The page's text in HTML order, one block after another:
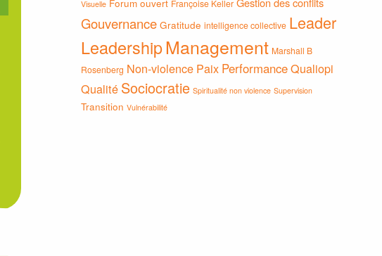
Visuelle Forum ouvert Françoise Keller
Gouvernance Gratitude intelligence collective Leader
LeadershipManagement Marshall B
Rosenberg Non-violence Paix PerformanceQualiopi
Qualité Sociocratie Spiritualité non violence Supervision
Transition Vulnérabilité